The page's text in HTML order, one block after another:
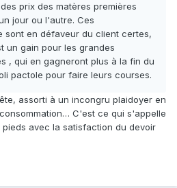
prix des matères premières
jour ou l'autre. Ces
sont en défaveur du client certes,
un gain pour les grandes
, qui en gagneront plus à la fin du
pactole pour faire leurs courses.
assorti à un incongru plaidoyer en
C'est ce qui s'appelle
avec la satisfaction du devoir